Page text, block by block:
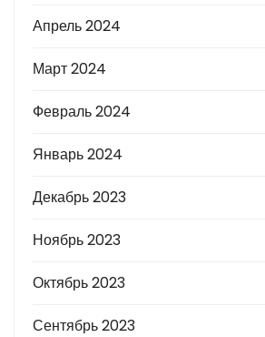
Апрель 2024
Март 2024
Февраль 2024
Январь 2024
Декабрь 2023
Ноябрь 2023
Октябрь 2023
Сентябрь 2023